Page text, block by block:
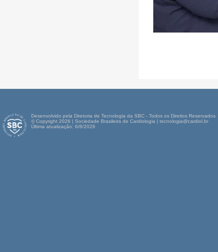
Desenvolvido pela Diretoria de Tecnologia da SBC - Todos os Direitos Reservados
© Copyright 2026 | Sociedade Brasileira de Cardiologia | tecnologia@cardiol.br
Última atualização: 6/8/2026